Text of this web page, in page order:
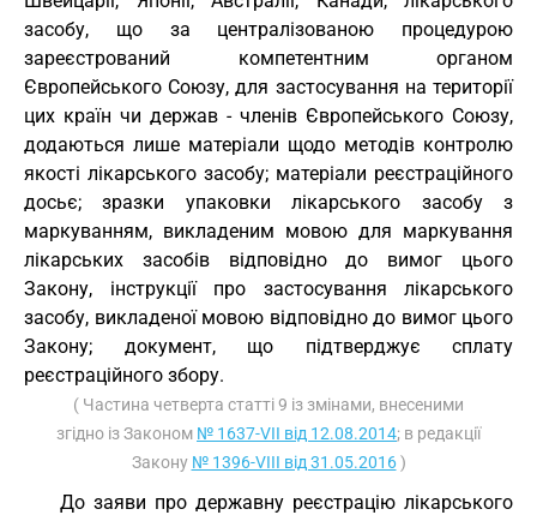
засобу, що за централізованою процедурою
зареєстрований компетентним органом
Європейського Союзу, для застосування на території
цих країн чи держав - членів Європейського Союзу,
додаються лише матеріали щодо методів контролю
якості лікарського засобу; матеріали реєстраційного
досьє; зразки упаковки лікарського засобу з
маркуванням, викладеним мовою для маркування
лікарських засобів відповідно до вимог цього
Закону, інструкції про застосування лікарського
засобу, викладеної мовою відповідно до вимог цього
Закону; документ, що підтверджує сплату
реєстраційного збору.
( Частина четверта статті 9 із змінами, внесеними
згідно із Законом № 1637-VII від 12.08.2014; в редакції
Закону № 1396-VIII від 31.05.2016)
До заяви про державну реєстрацію лікарського